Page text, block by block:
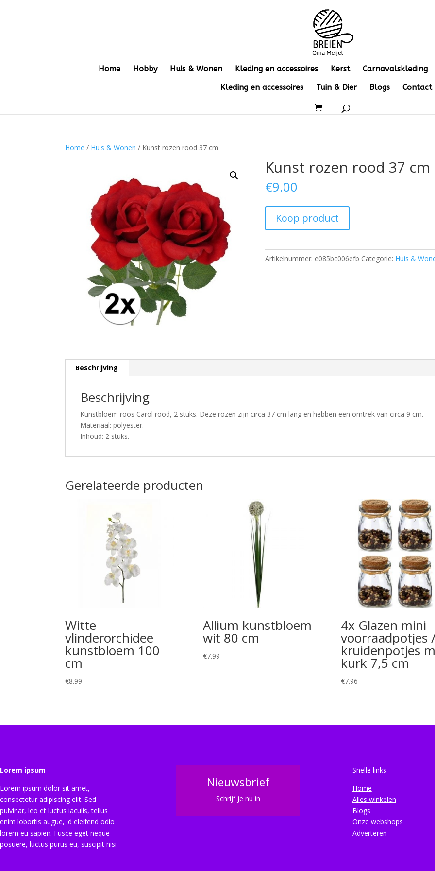
Home Hobby Huis & Wonen Kleding en accessoires Kerst
Carnavalskleding
Kleding en accessoires
Tuin & Dier Blogs Contact
Home / Huis & Wonen / Kunst rozen rood 37 cm
Kunst rozen rood 37 cm
€9.00
Koop product
Artikelnummer: e085bc006efb Categorie: Huis &
Beschrijving
Beschrijving
Kunstbloem roos Carol rood, 2 stuks. Deze rozen zijn circa 37 cm lang en hebben een omtrek van circa 9 cm.
Materiaal: polyester.
Inhoud: 2 stuks.
Gerelateerde producten
Witte
vlinderorchidee
kunstbloem 100
cm
€8.99
Allium kunstbloem
wit 80 cm
€7.99
4x Glazen mini
voorraadpotjes
kruidenpotjes
kurk 7,5 cm
€7.96
Lorem ipsum
Lorem ipsum dolor sit amet,
consectetur adipiscing elit. Sed
pulvinar, leo et luctus iaculis, tellus
enim lobortis augue, id eleifend odio
lorem eu sapien. Fusce eget neque
posuere, luctus purus eu, suscipit nisi.
Nieuwsbrief
Schrijf je nu in
Snelle links
Home
Alles winkelen
Blogs
Onze webshops
Adverteren